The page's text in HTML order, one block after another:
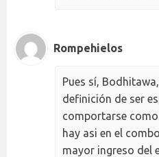
Rompehielos
Pues sí,
definición de ser
comportarse
hay asi en el
mayor ingreso del